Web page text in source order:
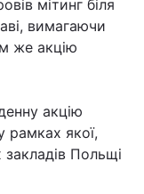
мітинг біля
вимагаючи
же акцію
акцію
рамках якої,
Польщі